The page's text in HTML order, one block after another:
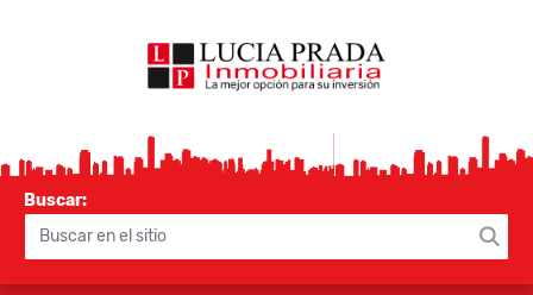
Buscar: